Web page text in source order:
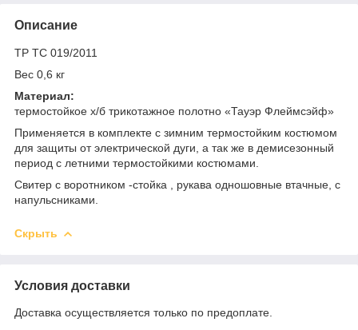
Описание
ТР ТС 019/2011
Вес 0,6 кг
Материал:
термостойкое х/б трикотажное полотно «Тауэр Флеймсэйф»
Применяется в комплекте с зимним термостойким костюмом
для защиты от электрической дуги, а так же в демисезонный
период с летними термостойкими костюмами.
Свитер с воротником -стойка , рукава одношовные втачные, с
напульсниками.
Скрыть
Условия доставки
Доставка осуществляется только по предоплате.